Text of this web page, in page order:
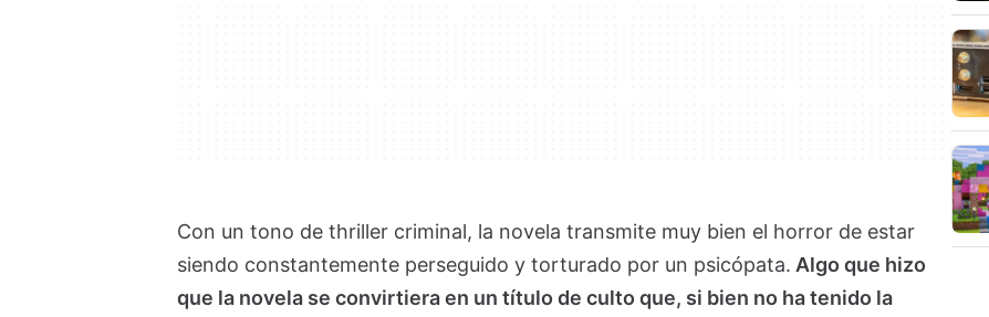
Con un tono de thriller criminal, la novela transmite muy bien el horror de estar
siendo constantemente perseguido y torturado por un psicópata. Algo que hizo
que la novela se convirtiera en un título de culto que, si bien no ha tenido la